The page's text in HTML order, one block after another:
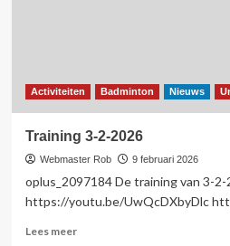
Activiteiten Badminton Nieuws
Training 3-2-2026
Webmaster Rob 9 februari 2026
oplus_2097184 De training van 3-2-
https://youtu.be/UwQcDXbyDlc
Lees meerLees